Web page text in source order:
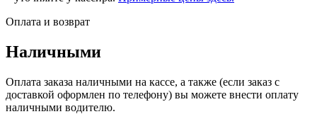
Оплата и возврат
Наличными
Оплата заказа наличными на кассе, а также (если заказ с
доставкой оформлен по телефону) вы можете внести оплату
наличными водителю.